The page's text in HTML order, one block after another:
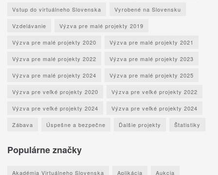
Vstup do virtuálneho Slovenska Vyrobené na Slovensku
Vzdelávanie Výzva pre malé projekty 2019
Výzva pre malé projekty 2020 Výzva pre malé projekty 2021
Výzva pre malé projekty 2022 Výzva pre malé projekty 2023
Výzva pre malé projekty 2024 Výzva pre malé projekty 2025
Výzva pre veľké projekty 2020 Výzva pre veľké projekty 2022
Výzva pre veľké projekty 2024 Výzva pre veľké projekty 2024
Zábava Úspešne a bezpečne Ďalšie projekty Štatistiky
Populárne značky
Akadémia Virtuálneho Slovenska Aplikácia Aukcia